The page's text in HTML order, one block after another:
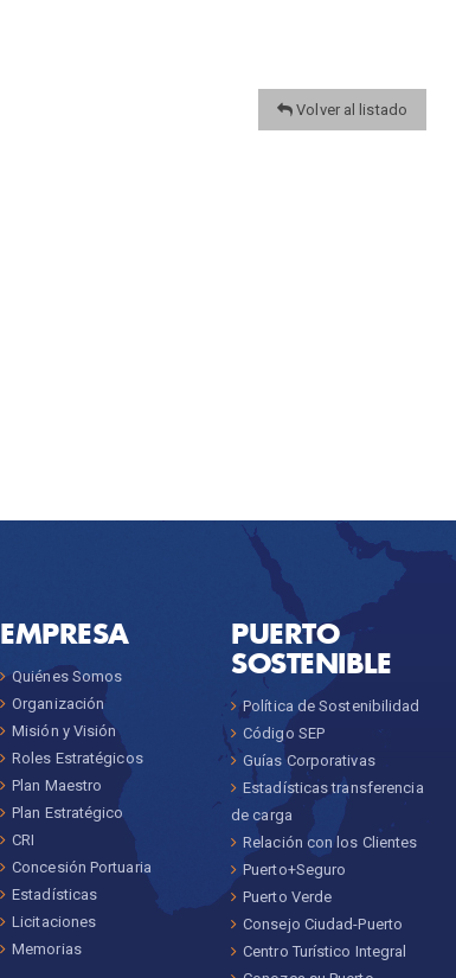
Volver al listado
EMPRESA
Quiénes Somos
Organización
Misión y Visión
Roles Estratégicos
Plan Maestro
Plan Estratégico
CRI
Concesión Portuaria
Estadísticas
Licitaciones
Memorias
PUERTO
SOSTENIBLE
Política de Sostenibilidad
Código SEP
Guías Corporativas
Estadísticas transferencia
de carga
Relación con los Clientes
Puerto+Seguro
Puerto Verde
Consejo Ciudad-Puerto
Centro Turístico Integral